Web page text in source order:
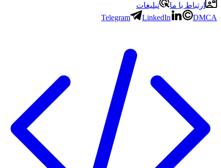
ارتباط با ما
تبلیغات
Telegram
LinkedIn DMCA